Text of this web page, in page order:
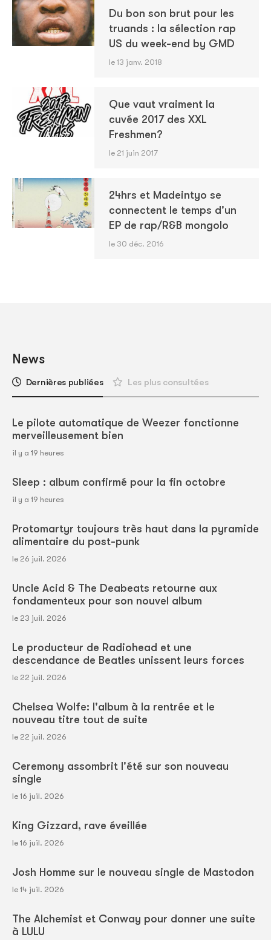
Du bon son brut pour les
truands : la sélection rap
US du week-end by GMD
le 13 janv. 2018
Que vaut vraiment la
cuvée 2017 des XXL
Freshmen?
le 21 juin 2017
24hrs et Madeintyo se
connectent le temps d'un
EP de rap/R&B mongolo
le 30 déc. 2016
News
Dernières publiées Les plus consultées
Le pilote automatique de Weezer fonctionne
merveilleusement bien
il y a 19 heures
Sleep : album confirmé pour la fin octobre
il y a 19 heures
Protomartyr toujours très haut dans la pyramide
alimentaire du post-punk
le 26 juil. 2026
Uncle Acid & The Deabeats retourne aux
fondamenteux pour son nouvel album
le 23 juil. 2026
Le producteur de Radiohead et une
descendance de Beatles unissent leurs forces
le 22 juil. 2026
Chelsea Wolfe: l'album à la rentrée et le
nouveau titre tout de suite
le 22 juil. 2026
Ceremony assombrit l'été sur son nouveau
single
le 16 juil. 2026
King Gizzard, rave éveillée
le 16 juil. 2026
Josh Homme sur le nouveau single de Mastodon
le 14 juil. 2026
The Alchemist et Conway pour donner une suite
à LULU